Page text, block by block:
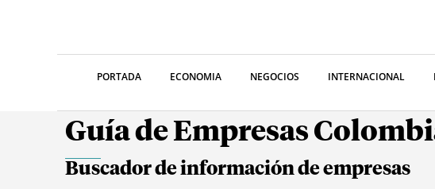
PORTADA ECONOMIA NEGOCIOS INTERNACIONAL
Guía de Empresas
Buscador de información de empresas